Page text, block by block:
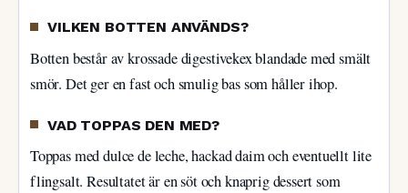
VILKEN BOTTEN ANVÄNDS?
Botten består av krossade digestivekex blandade med smält
smör. Det ger en fast och smulig bas som håller ihop.
VAD TOPPAS DEN MED?
Toppas med dulce de leche, hackad daim och eventuellt lite
flingsalt. Resultatet är en söt och knaprig dessert som